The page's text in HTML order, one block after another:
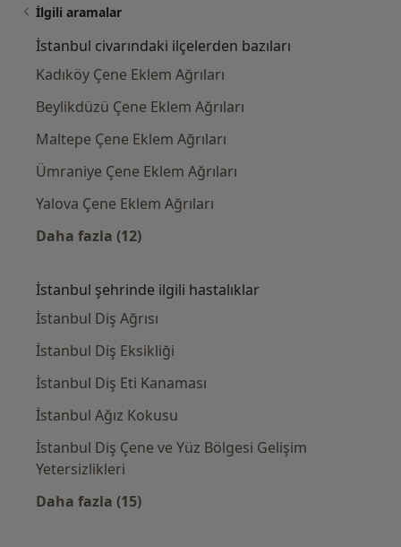
İlgili aramalar
İstanbul civarındaki ilçelerden bazıları
Kadıköy Çene Eklem Ağrıları
Beylikdüzü Çene Eklem Ağrıları
Maltepe Çene Eklem Ağrıları
Ümraniye Çene Eklem Ağrıları
Yalova Çene Eklem Ağrıları
Daha fazla (12)
İstanbul şehrinde ilgili hastalıklar
İstanbul Diş Ağrısı
İstanbul Diş Eksikliği
İstanbul Diş Eti Kanaması
İstanbul Ağız Kokusu
İstanbul Diş Çene ve Yüz Bölgesi Gelişim
Yetersizlikleri
Daha fazla (15)